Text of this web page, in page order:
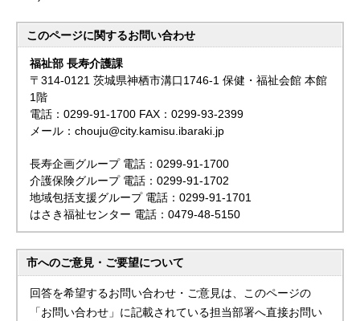
このページに関するお問い合わせ
福祉部 長寿介護課
〒314-0121 茨城県神栖市溝口1746-1 保健・福祉会館 本館
1階
電話：0299-91-1700 FAX：0299-93-2399
メール：chouju@city.kamisu.ibaraki.jp
長寿企画グループ 電話：0299-91-1700
介護保険グループ 電話：0299-91-1702
地域包括支援グループ 電話：0299-91-1701
はさき福祉センター 電話：0479-48-5150
市へのご意見・ご要望について
回答を希望するお問い合わせ・ご意見は、このページの
「お問い合わせ」に記載されている担当部署へ直接お問い